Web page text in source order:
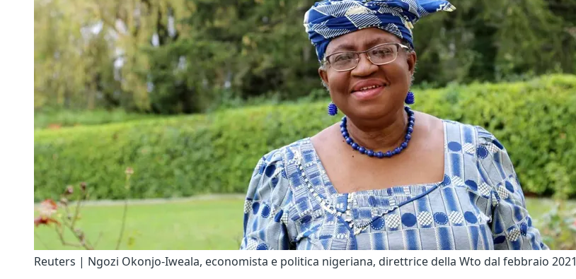
Reuters | Ngozi Okonjo-Iweala, economista e politica nigeriana, direttrice della Wto dal febbraio 2021